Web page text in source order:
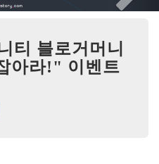
티 블로거머니
아라!" 이벤트